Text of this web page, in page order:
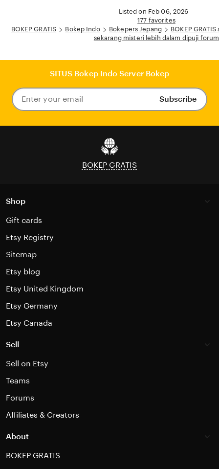
Listed on Feb 06, 2026
177 favorites
BOKEP GRATIS
Bokep Indo Bokepers Jepang
BOKEP
sekarang misteri lebih dalam dipuji forum
SITUS Bokep Indo Server Bokep
Enter
your
Subscribe
BOKEP GRATIS
Shop
Gift cards
Etsy Registry
Sitemap
Etsy blog
Etsy United Kingdom
Etsy Germany
Etsy Canada
Sell
Sell on Etsy
Teams
Forums
Affiliates & Creators
About
BOKEP GRATIS